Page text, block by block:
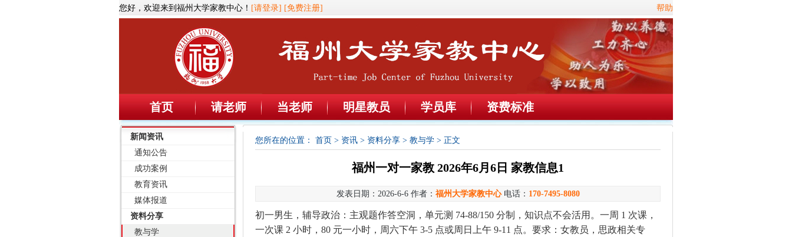
您好，欢迎来到福州大学家教中心！ [请登录] [免费注册] 帮助
首页 请老师 当老师 明星教员 学员库 资费标准
新闻资讯
通知公告
成功案例
教育资讯
媒体报道
资料分享
教与学
您所在的位置： 首页 > 资讯 > 资料分享 > 教与学 > 正文
福州一对一家教 2026年6月6日 家教信息1
发表日期：2026-6-6 作者： 福州大学家教中心电话： 170-7495-8080
初一男生，辅导政治：主观题作答空洞，单元测 74-88/150 分制，知识点不会活用。一周 1 次课，
一次课 2 小时，80 元一小时，周六下午 3-5 点或周日上午 9-11 点。要求：女教员，思政相关专